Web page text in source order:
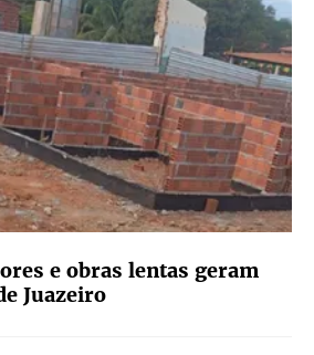
e obras lentas geram
Juazeiro